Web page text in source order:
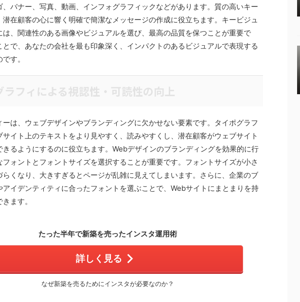
、バナー、写真、動画、インフォグラフィックなどがあります。質の高いキー
潜在顧客の心に響く明確で簡潔なメッセージの作成に役立ちます。キービジュ
は、関連性のある画像やビジュアルを選び、最高の品質を保つことが重要で
とで、あなたの会社を最も印象深く、インパクトのあるビジュアルで表現する
す。
ーは、ウェブデザインやブランディングに欠かせない要素です。タイポグラフ
サイト上のテキストをより見やすく、読みやすくし、潜在顧客がウェブサイト
きるようにするのに役立ちます。Webデザインのブランディングを効果的に行
フォントとフォントサイズを選択することが重要です。フォントサイズが小さ
らくなり、大きすぎるとページが乱雑に見えてしまいます。さらに、企業のブ
アイデンティティに合ったフォントを選ぶことで、Webサイトにまとまりを持
ます。
たった半年で新築を売ったインスタ運用術
詳しく見る
なぜ新築を売るためにインスタが必要なのか？